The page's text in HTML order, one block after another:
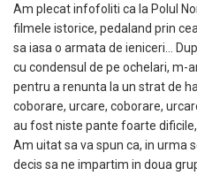
Am plecat infofoliti ca la Polul
filmele istorice, pedaland prin
sa iasa o armata de ieniceri…
cu condensul de pe ochelari, m-
pentru a renunta la un strat de
coborare, urcare, coborare,
au fost niste pante foarte
Am uitat sa va spun ca, in urma
decis sa ne impartim in doua